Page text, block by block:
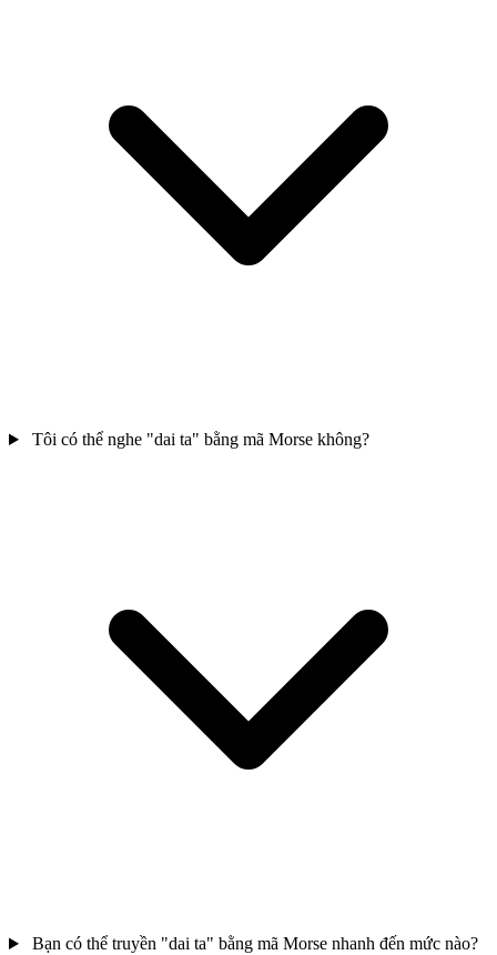
Tôi có thể nghe "dai ta" bằng mã Morse không?
Bạn có thể truyền "dai ta" bằng mã Morse nhanh đến mức nào?